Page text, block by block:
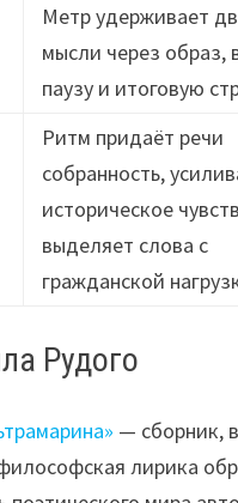
Метр удерживает
мысли через образ,
паузу и итоговую
Ритм придаёт речи
собранность,
историческое
выделяет слова с
гражданской
Рудого
— сборник,
лирика